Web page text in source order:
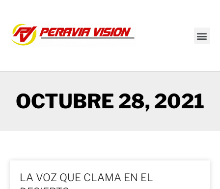
OCTUBRE 28, 2021
LA VOZ QUE CLAMA EN EL